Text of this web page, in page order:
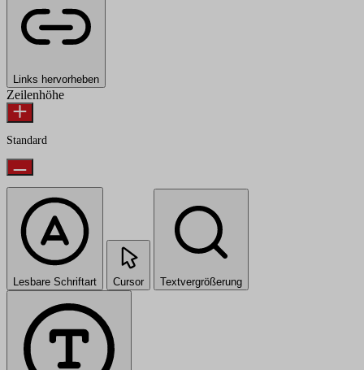
Links hervorheben
Zeilenhöhe
Standard
Lesbare Schriftart Cursor Textvergrößerung